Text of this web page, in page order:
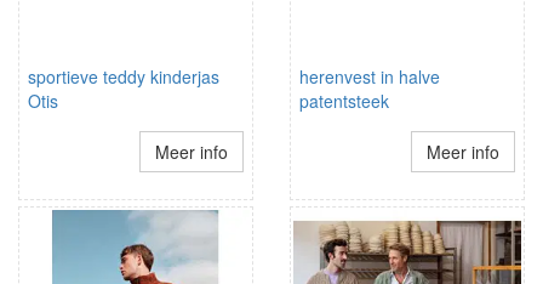
sportieve teddy kinderjas
Otis
Meer info
herenvest in halve
patentsteek
Meer info